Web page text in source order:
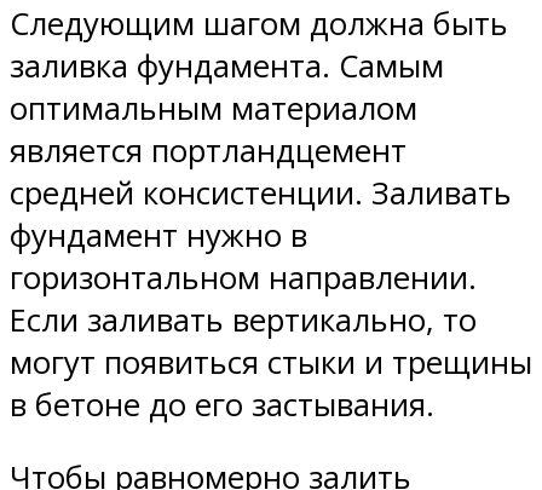
Следующим шагом должна быть
заливка фундамента. Самым
оптимальным материалом
является портландцемент
средней консистенции. Заливать
фундамент нужно в
горизонтальном направлении.
Если заливать вертикально, то
могут появиться стыки и трещины
в бетоне до его застывания.
Чтобы равномерно залить